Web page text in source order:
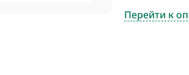
Перейти к